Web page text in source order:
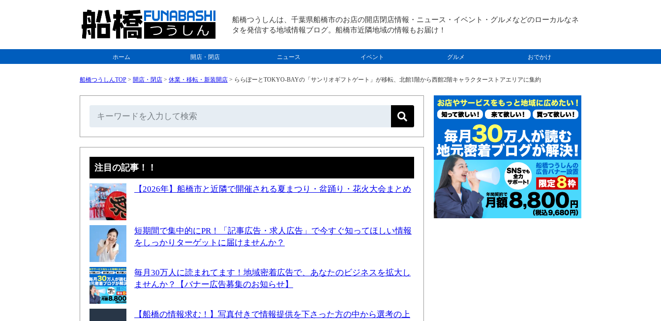
船橋つうしんは、千葉県船橋市のお店の開店閉店情報・ニュース・イベント・グルメなどのローカルなネ
タを発信する地域情報ブログ。船橋市近隣地域の情報もお届け！
ホーム 開店・閉店 ニュース イベント グルメ おでかけ
船橋つうしんTOP > 開店・閉店 > 休業・移転・新装開店 > ららぽーとTOKYO-BAYの「サンリオギフトゲート」が移転、北館1階から西館2階キャラクターストアエリアに集約
注目の記事！！
【2026年】船橋市と近隣で開催される夏まつり・盆踊り・花火大会まとめ
短期間で集中的にPR！「記事広告・求人広告」で今すぐ知ってほしい情報
をしっかりターゲットに届けませんか？
毎月30万人に読まれてます！地域密着広告で、あなたのビジネスを拡大し
ませんか？【バナー広告募集のお知らせ】
【船橋の情報求む！】写真付きで情報提供を下さった方の中から選考の上